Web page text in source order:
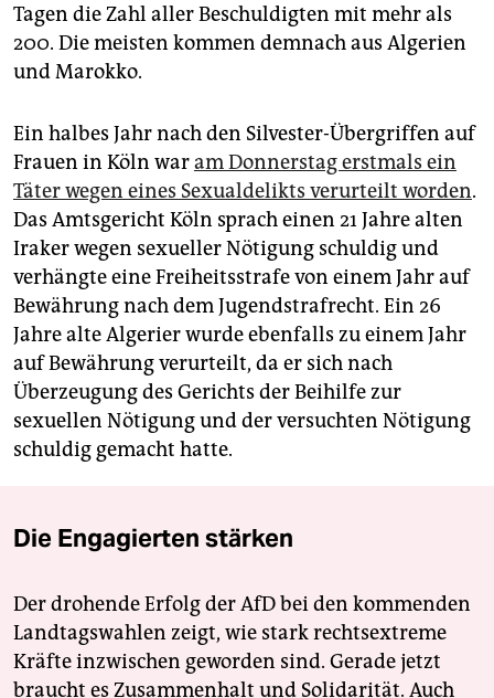
Tagen die Zahl aller Beschuldigten mit mehr als
200. Die meisten kommen demnach aus Algerien
und Marokko.
Ein halbes Jahr nach den Silvester-Übergriffen auf
Frauen in Köln waram Donnerstag erstmals ein
Täter wegen eines Sexualdelikts verurteilt worden.
Das Amtsgericht Köln sprach einen 21 Jahre alten
Iraker wegen sexueller Nötigung schuldig und
verhängte eine Freiheitsstrafe von einem Jahr auf
Bewährung nach dem Jugendstrafrecht. Ein 26
Jahre alte Algerier wurde ebenfalls zu einem Jahr
auf Bewährung verurteilt, da er sich nach
Überzeugung des Gerichts der Beihilfe zur
sexuellen Nötigung und der versuchten Nötigung
schuldig gemacht hatte.
Die Engagierten stärken
Der drohende Erfolg der AfD bei den kommenden
Landtagswahlen zeigt, wie stark rechtsextreme
Kräfte inzwischen geworden sind. Gerade jetzt
braucht es Zusammenhalt und Solidarität. Auch